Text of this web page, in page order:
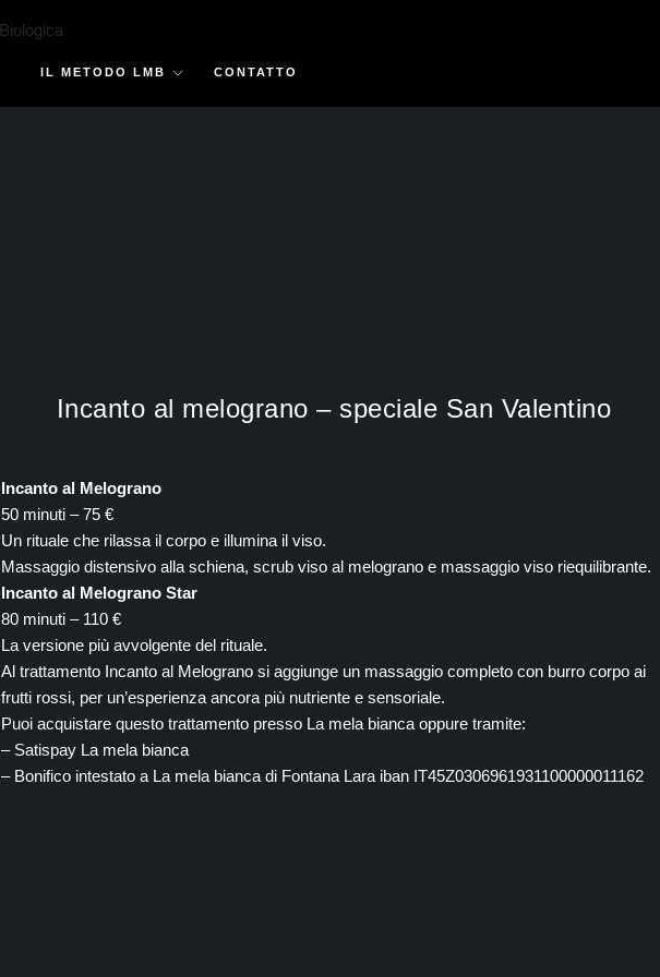
IL METODO LMB CONTATTO
Incanto al melograno – speciale San Valentino
Incanto al Melograno
50 minuti – 75 €
Un rituale che rilassa il corpo e illumina il viso.
Massaggio distensivo alla schiena, scrub viso al melograno e massaggio viso riequilibrante.
Incanto al Melograno Star
80 minuti – 110 €
La versione più avvolgente del rituale.
Al trattamento Incanto al Melograno si aggiunge un massaggio completo con burro corpo ai
frutti rossi, per un’esperienza ancora più nutriente e sensoriale.
Puoi acquistare questo trattamento presso La mela bianca oppure tramite:
– Satispay La mela bianca
– Bonifico intestato a La mela bianca di Fontana Lara iban IT45Z0306961931100000011162